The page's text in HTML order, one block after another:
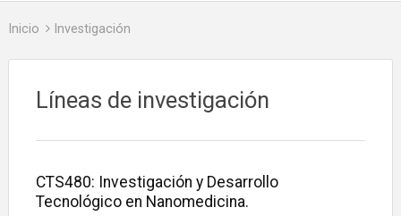
Inicio Investigación
Líneas de investigación
CTS480: Investigación y Desarrollo
Tecnológico en Nanomedicina.